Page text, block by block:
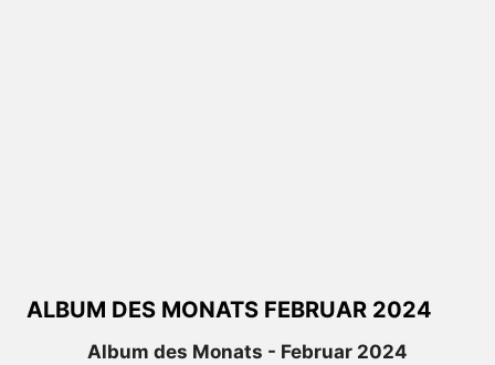
ALBUM DES MONATS FEBRUAR 2024
Album des Monats - Februar 2024